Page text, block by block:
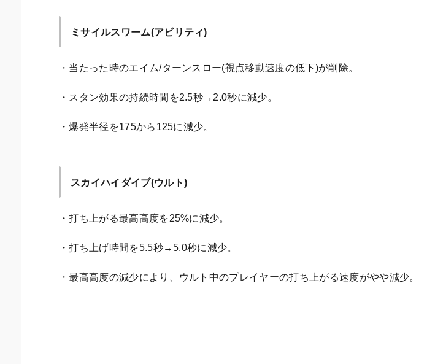
ミサイルスワーム(アビリティ)
・当たった時のエイム/ターンスロー(視点移動速度の低下)が削除。
・スタン効果の持続時間を2.5秒→2.0秒に減少。
・爆発半径を175から125に減少。
スカイハイダイブ(ウルト)
・打ち上がる最高高度を25%に減少。
・打ち上げ時間を5.5秒→5.0秒に減少。
・最高高度の減少により、ウルト中のプレイヤーの打ち上がる速度がやや減少。